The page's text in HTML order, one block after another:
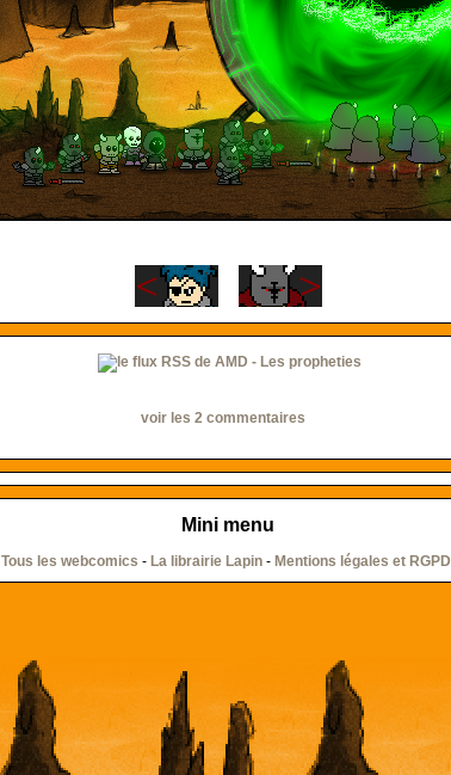
voir les 2 commentaires
Mini menu
Tous les webcomics - La librairie Lapin- Mentions légales et RGPD